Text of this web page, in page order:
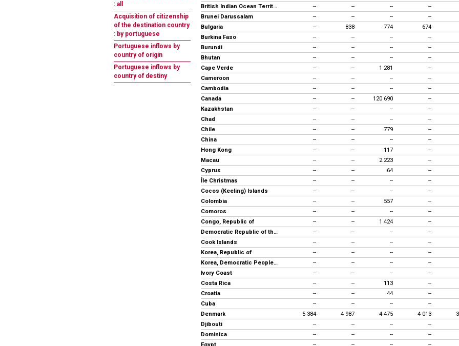
: all
Acquisition of citizenship
of the destination country
: by portuguese
Portuguese inflows by
country of origin
Portuguese inflows by
country of destiny
British Indian Ocean Territory
-- -- -- --
Brunei Darussalam
-- -- -- --
Bulgaria
-- 838 774 674
Burkina Faso
-- -- -- --
Burundi
-- -- -- --
Bhutan
-- -- -- --
Cape Verde
-- -- 1 281 --
Cameroon
-- -- -- --
Cambodia
-- -- -- --
Canada
-- -- 120 690 --
Kazakhstan
-- -- -- --
Chad
-- -- -- --
Chile
-- -- 779 --
China
-- -- -- --
Hong Kong
-- -- 117 --
Macau
-- -- 2 223 --
Cyprus
-- -- 64 --
Île Christmas
-- -- -- --
Cocos (Keeling) Islands
-- -- -- --
Colombia
-- -- 557 --
Comoros
-- -- -- --
Congo, Republic of
-- -- 1 424 --
Democratic Republic of the Congo
-- -- -- --
Cook Islands
-- -- -- --
Korea, Republic of
-- -- -- --
Korea, Democratic People's Rep.
-- -- -- --
Ivory Coast
-- -- -- --
Costa Rica
-- -- 113 --
Croatia
-- -- 44 --
Cuba
-- -- -- --
Denmark
5 384 4 987 4 475 4 013
Djibouti
-- -- -- --
Dominica
-- -- -- --
Egypt